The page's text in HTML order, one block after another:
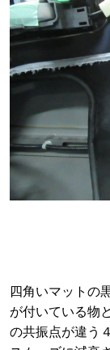
四角いマットの
が付いている物
の共振点が違う